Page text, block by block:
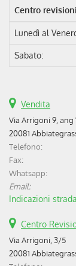
Centro revisioni
Lunedì al
Sabato:
Vendita
Via Arrigoni 9, ang
20081
Telefono:
Fax:
Whatsapp:
Email:
Indicazioni
Centro
Via Arrigoni, 3/5
20081